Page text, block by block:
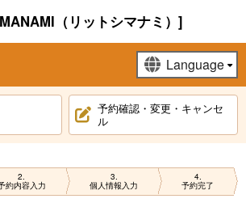
（リットシマナミ）]
予約確認・変更・キャンセ
ル
2
約内容入力
3
個人情報入力
4
予約完了